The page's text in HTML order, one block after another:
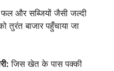
फल और सब्जियों जैसी जल्दी
तुरंत बाजार पहुँचाया जा
जिस खेत के पास पक्की